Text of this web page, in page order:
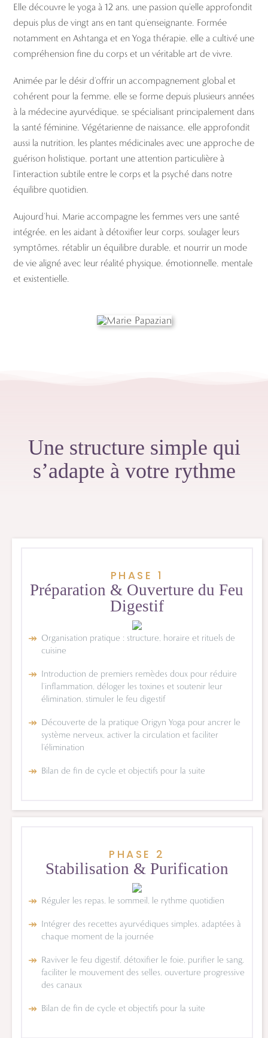
Elle découvre le yoga à 12 ans, une passion qu’elle approfondit
depuis plus de vingt ans en tant qu’enseignante. Formée
notamment en Ashtanga et en Yoga thérapie, elle a cultivé une
compréhension fine du corps et un véritable art de vivre.
Animée par le désir d’offrir un accompagnement global et
cohérent pour la femme, elle se forme depuis plusieurs années
à la médecine ayurvédique, se spécialisant principalement dans
la santé féminine. Végétarienne de naissance, elle approfondit
aussi la nutrition, les plantes médicinales avec une approche de
guérison holistique, portant une attention particulière à
l’interaction subtile entre le corps et la psyché dans notre
équilibre quotidien.
Aujourd’hui, Marie accompagne les femmes vers une santé
intégrée, en les aidant à détoxifier leur corps, soulager leurs
symptômes, rétablir un équilibre durable, et nourrir un mode
de vie aligné avec leur réalité physique, émotionnelle, mentale
et existentielle.
Une structure simple qui
s’adapte à votre rythme
PHASE 1
Préparation & Ouverture du Feu
Digestif
Organisation pratique : structure, horaire et rituels de
cuisine
Introduction de premiers remèdes doux pour réduire
l’inflammation, déloger les toxines et soutenir leur
élimination, stimuler le feu digestif
Découverte de la pratique Origyn Yoga pour ancrer le
système nerveux, activer la circulation et faciliter
l’élimination
Bilan de fin de cycle et objectifs pour la suite
PHASE 2
Stabilisation &Purification
Réguler les repas, le sommeil, le rythme quotidien
Intégrer des recettes ayurvédiques simples, adaptées à
chaque moment de la journée
Raviver le feu digestif, détoxifier le foie, purifier le sang,
faciliter le mouvement des selles, ouverture progressive
des canaux
Bilan de fin de cycle et objectifs pour la suite